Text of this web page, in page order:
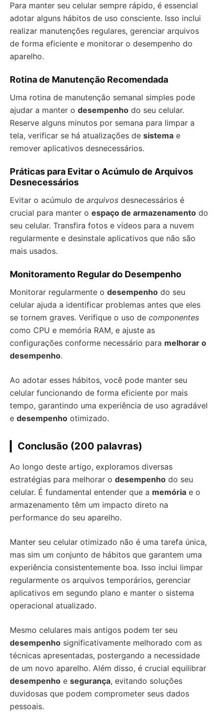
Para manter seu celular sempre rápido, é essencial
adotar alguns hábitos de uso consciente. Isso inclui
realizar manutenções regulares, gerenciar arquivos
de forma eficiente e monitorar o desempenho do
aparelho.
Rotina de Manutenção Recomendada
Uma rotina de manutenção semanal simples pode
ajudar a manter o desempenho do seu celular.
Reserve alguns minutos por semana para limpar a
tela, verificar se há atualizações de sistema e
remover aplicativos desnecessários.
Práticas para Evitar o Acúmulo de Arquivos
Desnecessários
Evitar o acúmulo de arquivos desnecessários é
crucial para manter o espaço de armazenamento do
seu celular. Transfira fotos e vídeos para a nuvem
regularmente e desinstale aplicativos que não são
mais usados.
Monitoramento Regular do Desempenho
Monitorar regularmente o desempenho do seu
celular ajuda a identificar problemas antes que eles
se tornem graves. Verifique o uso de componentes
como CPU e memória RAM, e ajuste as
configurações conforme necessário para melhorar o
desempenho.
Ao adotar esses hábitos, você pode manter seu
celular funcionando de forma eficiente por mais
tempo, garantindo uma experiência de uso agradável
e desempenho otimizado.
Conclusão (200 palavras)
Ao longo deste artigo, exploramos diversas
estratégias para melhorar o desempenho do seu
celular. É fundamental entender que a memória e o
armazenamento têm um impacto direto na
performance do seu aparelho.
Manter seu celular otimizado não é uma tarefa única,
mas sim um conjunto de hábitos que garantem uma
experiência consistentemente boa. Isso inclui limpar
regularmente os arquivos temporários, gerenciar
aplicativos em segundo plano e manter o sistema
operacional atualizado.
Mesmo celulares mais antigos podem ter seu
desempenho significativamente melhorado com as
técnicas apresentadas, postergando a necessidade
de um novo aparelho. Além disso, é crucial equilibrar
desempenho e segurança, evitando soluções
duvidosas que podem comprometer seus dados
pessoais.